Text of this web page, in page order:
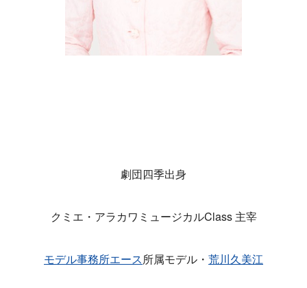
劇団四季出身
クミエ・アラカワミュージカルClass 主宰
モデル事務所エース所属モデル・ 荒川久美江